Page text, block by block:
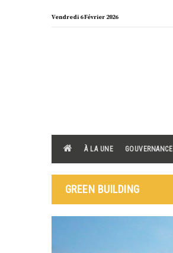
Vendredi 6 Février 2026
À LA UNE GOUVERNANCE
GREEN BUILDING